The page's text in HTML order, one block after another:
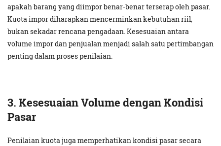
apakah barang yang diimpor benar-benar terserap oleh pasar.
Kuota impor diharapkan mencerminkan kebutuhan riil,
bukan sekadar rencana pengadaan. Kesesuaian antara
volume impor dan penjualan menjadi salah satu pertimbangan
penting dalam proses penilaian.
3. Kesesuaian Volume dengan Kondisi
Pasar
Penilaian kuota juga memperhatikan kondisi pasar secara